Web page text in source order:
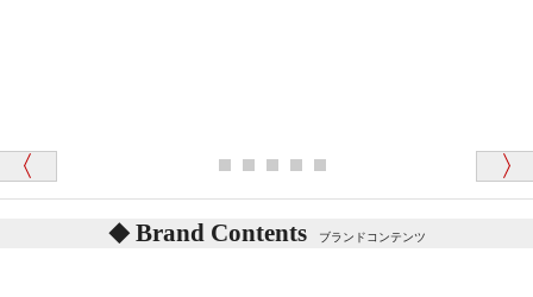
体をねかせたりおこしたりすると「グーグー」と鳴く
記載しておりますので、ぜひ探してみてください。
「商品説明が細やかで丁寧であったことです」
Brand Contents ブランドコンテンツ